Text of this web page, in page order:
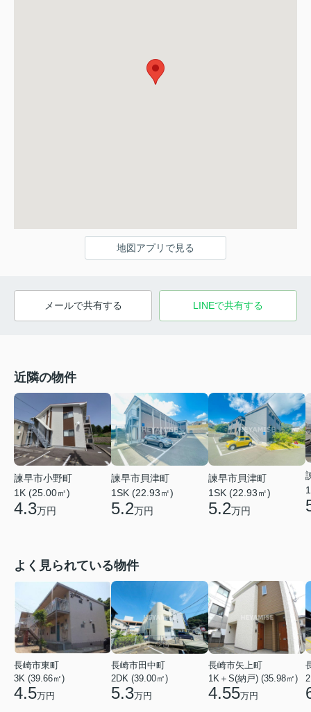
地図アプリで見る
メールで共有する LINEで共有する
近隣の物件
諫早市小野町
1K (25.00㎡)
4.3万円
諫早市貝津町
1SK (22.93㎡)
5.2万円
諫早市貝津町
1SK (22.93㎡)
5.2万円
よく見られている物件
長崎市東町
3K (39.66㎡)
4.5万円
長崎市田中町
2DK (39.00㎡)
5.3万円
長崎市矢上町
1K＋S(納戸) (35.98㎡)
4.55万円